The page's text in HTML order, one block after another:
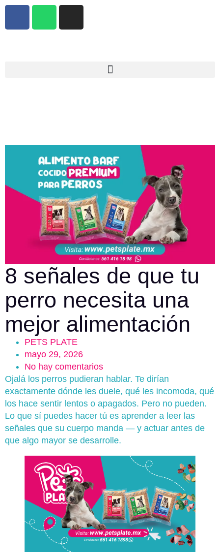
8 señales de que tu
perro necesita una
mejor alimentación
PETS PLATE
mayo 29, 2026
No hay comentarios
Ojalá los perros pudieran hablar. Te dirían
exactamente dónde les duele, qué les incomoda, qué
los hace sentir lentos o apagados. Pero no pueden.
Lo que sí puedes hacer tú es aprender a leer las
señales que su cuerpo manda — y actuar antes de
que algo mayor se desarrolle.